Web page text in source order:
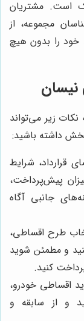
است. مشتریان
مجموعه، از
را بدون هیچ
نیسان
زیر می‌تواند
داشته باشید:
قرارداد، شرایط
پیش‌پرداخت،
جانبی آگاه
طرح اقساطی،
و مطمئن شوید
کنید.
اقساطی خودرو،
و از سابقه و